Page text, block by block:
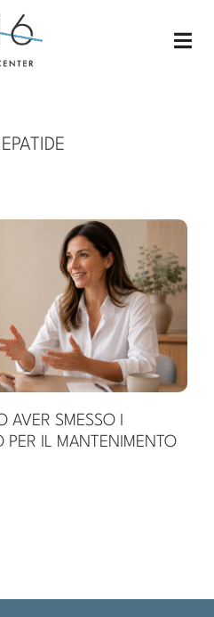
SMESSO I
PER IL MANTENIMENTO